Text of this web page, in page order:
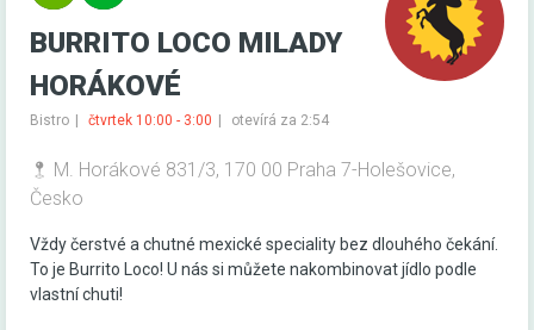
BURRITO LOCO MILADY
HORÁKOVÉ
Bistro čtvrtek 10:00 - 3:00 otevírá za 2:54
M. Horákové 831/3, 170 00 Praha 7-Holešovice,
Česko
Vždy čerstvé a chutné mexické speciality bez dlouhého čekání.
To je Burrito Loco! U nás si můžete nakombinovat jídlo podle
vlastní chuti!